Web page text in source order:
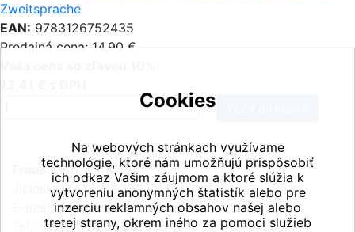
Zweitsprache
EAN: 9783126752435
Predajná cena: 14,90 €
ks
Fraus Klett, s.r.o.
Jičínská 2348/10, 130 00 Praha 3
E-mail:info@fraus-klett.cz
Tel.: +420 233 084 111
Cookies
Na webových stránkach využívame
technológie, ktoré nám umožňujú prispôsobiť
ich odkaz Vašim záujmom a ktoré slúžia k
vytvoreniu anonymných štatistík alebo pre
inzerciu reklamných obsahov našej alebo
tretej strany, okrem iného za pomoci služieb